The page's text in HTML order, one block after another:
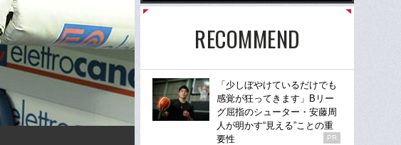
RECOMMEND
「少しぼやけているだけでも
感覚が狂ってきます」Bリー
グ屈指のシューター・安藤周
人が明かす“見える”ことの重
要性
PR